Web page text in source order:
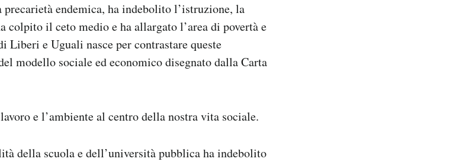
precarietà endemica, ha indebolito l’istruzione, la
colpito il ceto medio e ha allargato l’area di povertà e
e Uguali nasce per contrastare queste
modello sociale ed economico disegnato dalla Carta
e l’ambiente al centro della nostra vita sociale.
della scuola e dell’università pubblica ha indebolito